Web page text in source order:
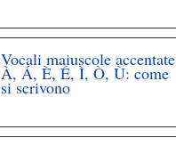
Vocali maiuscole accentate
À, Á, È, É, Ì, Ò, Ù: come
si scrivono